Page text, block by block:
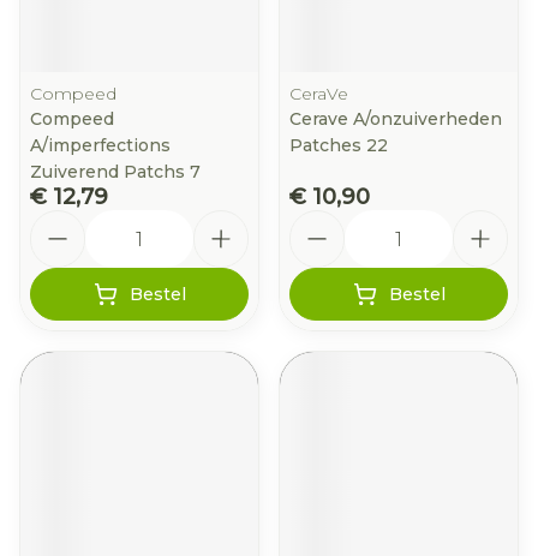
Compeed
Compeed
A/imperfections
Zuiverend Patchs 7
€ 12,79
Bestel
CeraVe
Cerave A/onzuiverheden
Patches 22
€ 10,90
Bestel